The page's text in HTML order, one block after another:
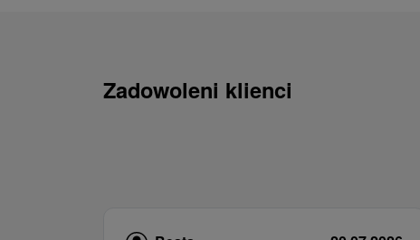
Zadowoleni klienci